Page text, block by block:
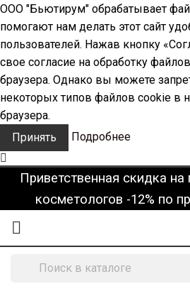
ООО "Бьютирум" обрабатывает
помогают нам делать этот сайт
пользователей. Нажав кнопку
свое согласие на обработку
браузера. Однако вы можете
некоторых типов файлов cookie в
браузера.
Принять
Подробнее
Приветственная скидка
косметологов -12% по
